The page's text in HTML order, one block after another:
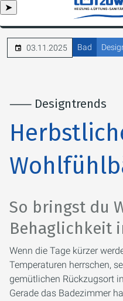
➤
03.11.2025 Bad
⸺ Designtrends
So bringst du
Behaglichkeit
Wenn die Tage kürzer
Temperaturen herrschen,
gemütlichen Rückzugsort
Gerade das Badezimmer